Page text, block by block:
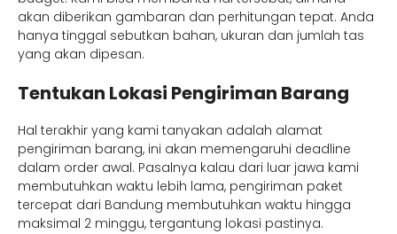
akan diberikan gambaran dan perhitungan tepat. Anda
hanya tinggal sebutkan bahan, ukuran dan jumlah tas
yang akan dipesan.
Tentukan Lokasi Pengiriman Barang
Hal terakhir yang kami tanyakan adalah alamat
pengiriman barang, ini akan memengaruhi deadline
dalam order awal. Pasalnya kalau dari luar jawa kami
membutuhkan waktu lebih lama, pengiriman paket
tercepat dari Bandung membutuhkan waktu hingga
maksimal 2 minggu, tergantung lokasi pastinya.